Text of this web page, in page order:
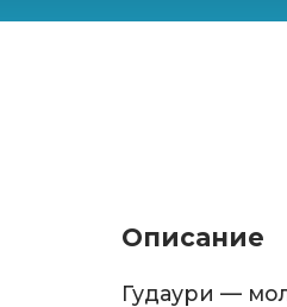
Описание
Гудаури —